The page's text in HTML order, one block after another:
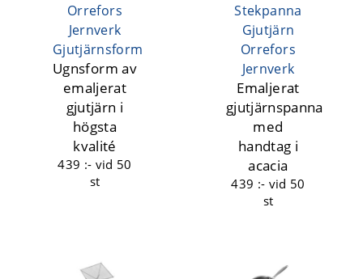
Orrefors
Jernverk
Gjutjärnsform
Ugnsform av
emaljerat
gjutjärn i
högsta
kvalité
439 :- vid 50
st
Stekpanna
Gjutjärn
Orrefors
Jernverk
Emaljerat
gjutjärnspanna
med
handtag i
acacia
439 :- vid 50
st